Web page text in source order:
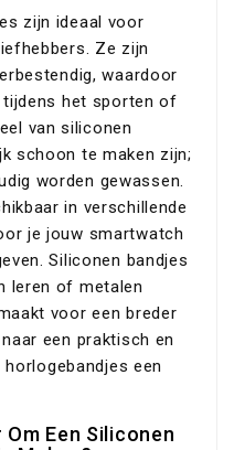
zijn ideaal voor
Ze zijn
waardoor
het sporten of
van siliconen
schoon te maken zijn;
worden gewassen.
in verschillende
je jouw smartwatch
Siliconen bandjes
leren of metalen
voor een breder
een praktisch en
een
Een Siliconen